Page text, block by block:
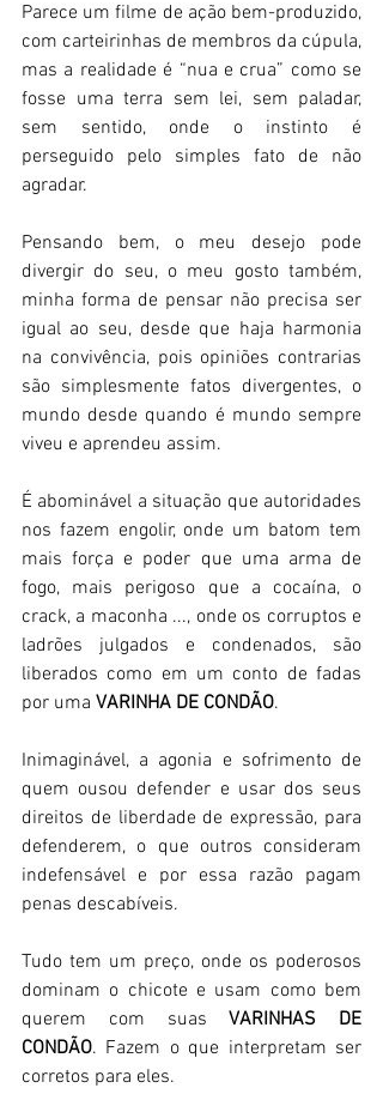
Parece um filme de ação bem-produzido,
com carteirinhas de membros da cúpula,
mas a realidade é “nua e crua” como se
fosse uma terra sem lei, sem paladar,
sem sentido, onde o instinto é
perseguido pelo simples fato de não
agradar.
Pensando bem, o meu desejo pode
divergir do seu, o meu gosto também,
minha forma de pensar não precisa ser
igual ao seu, desde que haja harmonia
na convivência, pois opiniões contrarias
são simplesmente fatos divergentes, o
mundo desde quando é mundo sempre
viveu e aprendeu assim.
É abominável a situação que autoridades
nos fazem engolir, onde um batom tem
mais força e poder que uma arma de
fogo, mais perigoso que a cocaína, o
crack, a maconha ..., onde os corruptos e
ladrões julgados e condenados, são
liberados como em um conto de fadas
por uma VARINHA DE CONDÃO.
Inimaginável, a agonia e sofrimento de
quem ousou defender e usar dos seus
direitos de liberdade de expressão, para
defenderem, o que outros consideram
indefensável e por essa razão pagam
penas descabíveis.
Tudo tem um preço, onde os poderosos
dominam o chicote e usam como bem
querem com suas VARINHAS DE
CONDÃO. Fazem o que interpretam ser
corretos para eles.